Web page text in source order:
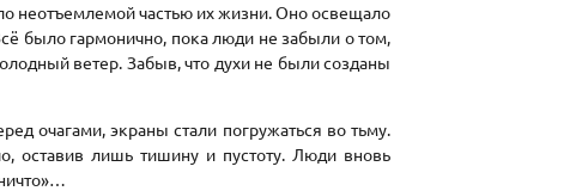
неотъемлемой частью их жизни. Оно освещало
было гармонично, пока люди не забыли о том,
ветер. Забыв, что духи не были созданы
очагами, экраны стали погружаться во тьму.
оставив лишь тишину и пустоту. Люди вновь